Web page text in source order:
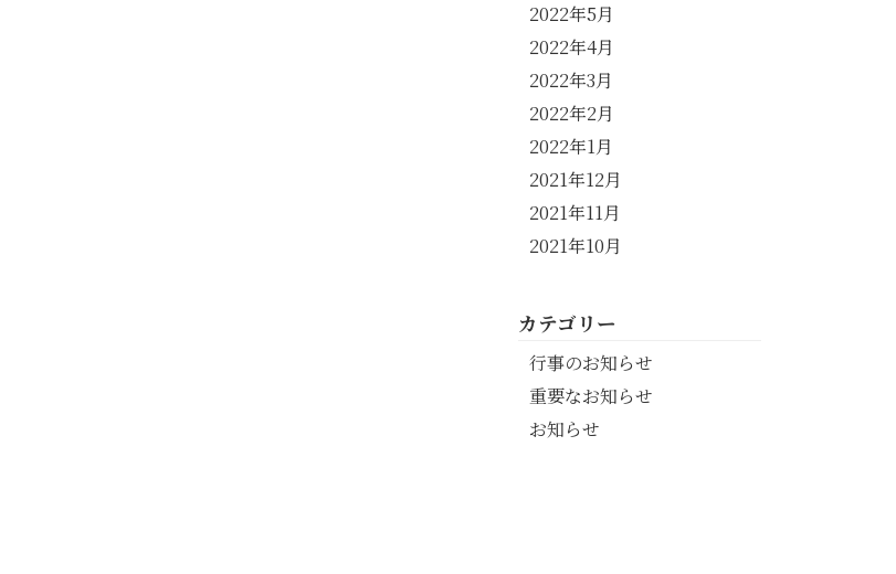
2022年5月
2022年4月
2022年3月
2022年2月
2022年1月
2021年12月
2021年11月
2021年10月
カテゴリー
行事のお知らせ
重要なお知らせ
お知らせ